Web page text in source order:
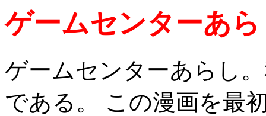
ゲームセンターあ
ゲームセンターあらし
である。 この漫画を最